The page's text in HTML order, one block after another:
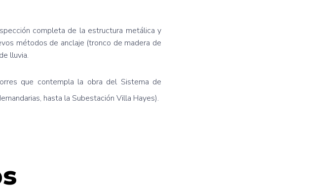
completa de la estructura metálica y
métodos de anclaje (tronco de madera de
lluvia.
que contempla la obra del Sistema de
hasta la Subestación Villa Hayes).